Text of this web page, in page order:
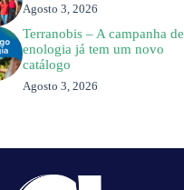
Agosto 3, 2026
Terranobis – A campanha de
enologia já tem um novo
catálogo
Agosto 3, 2026